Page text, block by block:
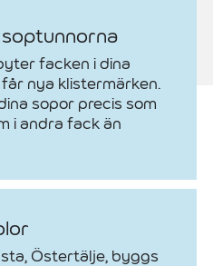
soptunnorna
facken i dina
nya klistermärken.
sopor precis som
i andra fack än
Östertälje, byggs